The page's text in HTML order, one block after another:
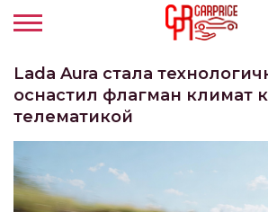
Lada Aura стала
оснастил флагман климат
телематикой